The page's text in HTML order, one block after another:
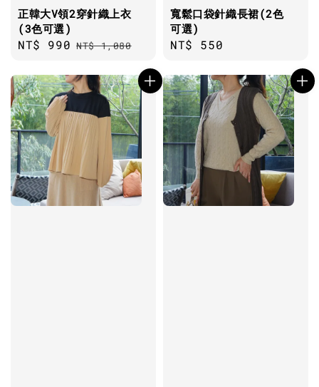
正韓大V領2穿針織上衣
(3色可選)
Sale
NT$ 990 Regular
NT$ 1,080
寬鬆口袋針織長裙(2色
可選)
Regular
NT$ 550